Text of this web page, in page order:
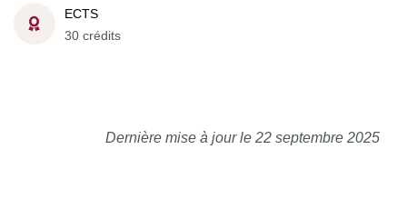
ECTS
30 crédits
Dernière mise à jour le 22 septembre 2025